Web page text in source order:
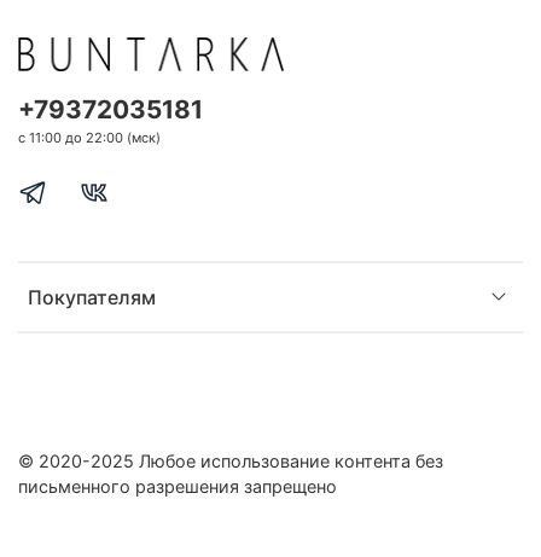
Покупателям
+79372035181
с 11:00 до 22:00 (мск)
© 2020-2025 Любое использование контента без
письменного разрешения запрещено